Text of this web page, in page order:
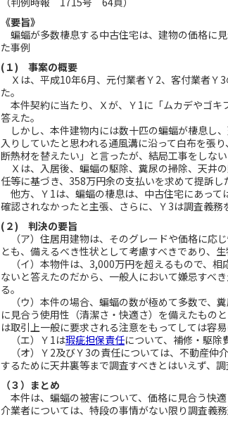
《要旨》
蝙蝠が多数棲息する中古住宅は、建物の価格に
た事例
(１) 事案の概要
Ｘは、平成10年6月、元付業者Ｙ2、客付業者Ｙ
た。
本件契約に当たり、Ｘが、Ｙ1に「ムカデやゴキ
答えた。
しかし、本件建物内には数十匹の蝙蝠が棲息し
入りしていたと思われる通風溝に沿って白布を張
断熱材を替えたい」と言ったが、結局工事をしな
Ｘは、入居後、蝙蝠の駆除、糞尿の掃除、天井
任等に基づき、358万円余の支払いを求めて提訴し
他方、Ｙ1は、蝙蝠の棲息は、中古住宅にあって
確認されなかったと主張、さらに、Ｙ3は調査義務
(２) 判決の要旨
（ア）住居用建物は、そのグレードや価格に応
とも、備えるべき性状として考慮すべきであり、
（イ）本物件は、3,000万円を超えるもので、相
ないと答えたのだから、一般人において嫌忌すべ
る。
（ウ）本件の場合、蝙蝠の数が極めて多数で、
に見合う使用性（清潔さ・快適さ）を備えたもの
は取引上一般に要求される注意をもってしては容易
（エ）Ｙ1は瑕疵担保責任について、補修・駆除
（オ）Ｙ2及びＹ3の責任については、不動産仲
するために天井裏等まで調査すべきとはいえず、
（３）まとめ
本件は、蝙蝠の被害について、価格に見合う快
介業者については、特段の事情がない限り調査義